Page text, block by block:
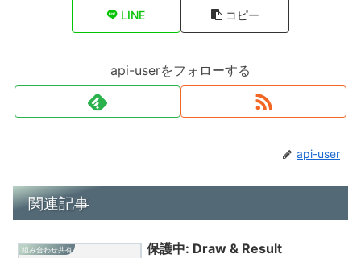
LINE コピー
api-userをフォローする
api-user
関連記事
組み合わせ共有 保護中: Draw & Result